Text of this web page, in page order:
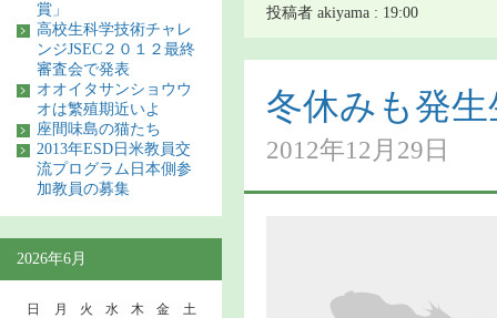
投稿者 akiyama : 19:00
冬休みも発
2012年12月29日
賞」
高校生科学技術チャレ
ンジJSEC２０１２最終
審査会で発表
オオイタサンショウウ
オは繁殖期近いよ
座間味島の猫たち
2013年ESD日米教員交
流プログラム日本側参
加教員の募集
2026年6月
日 月 火 水 木 金
土